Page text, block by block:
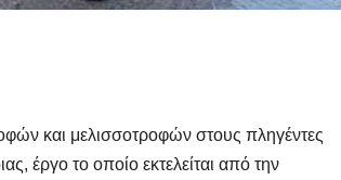
και μελισσοτροφών στους πληγέντες
έργο το οποίο εκτελείται από την